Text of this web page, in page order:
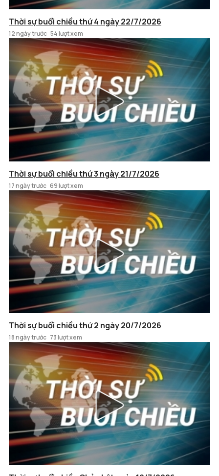
Thời sự buổi chiều thứ 4 ngày 22/7/2026
12 ngày trước 54 lượt xem
Thời sự buổi chiều thứ 3 ngày 21/7/2026
17 ngày trước 69 lượt xem
Thời sự buổi chiều thứ 2 ngày 20/7/2026
18 ngày trước 73 lượt xem